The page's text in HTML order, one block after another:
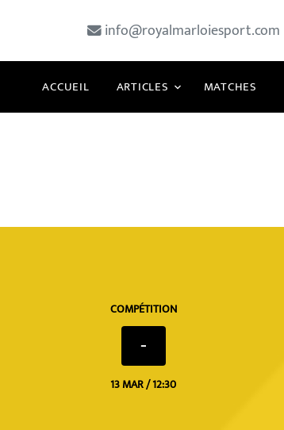
info@royalmarloiesport.com
ACCUEIL ARTICLES MATCHES
COMPÉTITION
-
13 MAR / 12:30